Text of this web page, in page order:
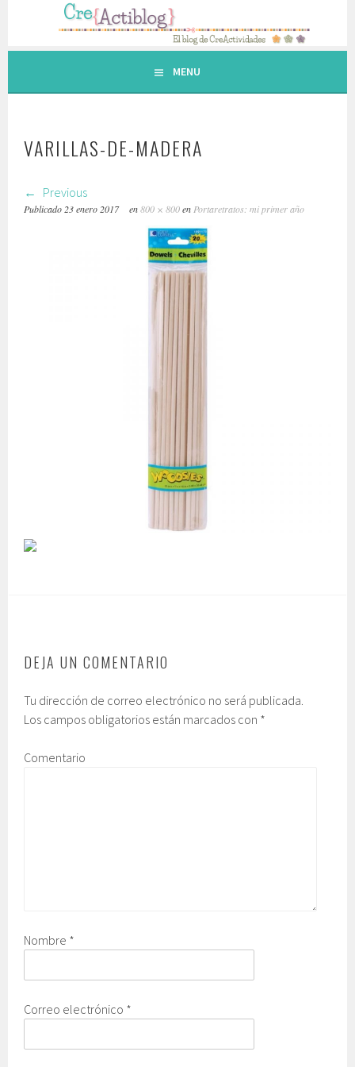
contenido.
MENU
VARILLAS-DE-MADERA
Previous
Publicado 23 enero 2017 en800 × 800en Portaretratos: mi primer año
DEJA UN COMENTARIO
Tu dirección de correo electrónico no será publicada.
Los campos obligatorios están marcados con *
Comentario
Nombre *
Correo electrónico *